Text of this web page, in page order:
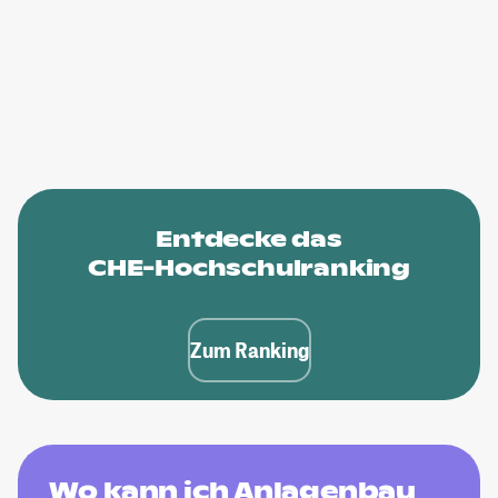
Entdecke das
CHE-Hochschulranking
Zum Ranking
Wo kann ich Anlagenbau